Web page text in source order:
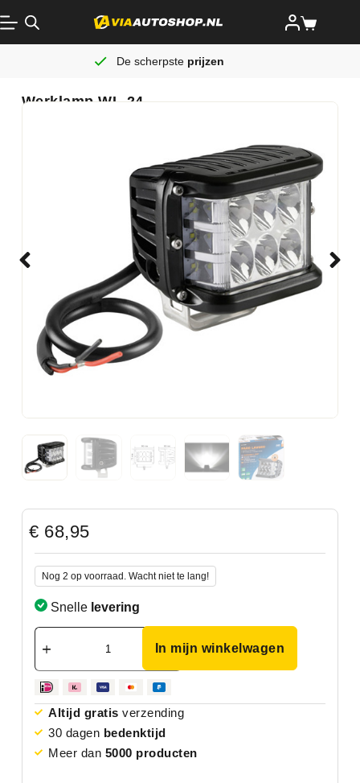
De scherpste prijzen
Werklamp WL-24
€ 68,95
Nog 2 op voorraad. Wacht niet te lang!
Snelle levering
In mijn winkelwagen
Altijd gratis verzending
30 dagen bedenktijd
Meer dan 5000 producten